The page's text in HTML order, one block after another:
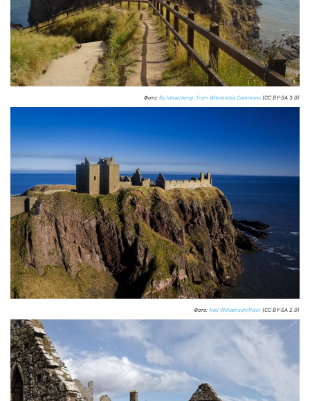
Фото: By Idealchimp, from Wikimedia Commons (CC BY-SA 3.0)
Фото: Neil Williamson/flickr (CC BY-SA 2.0)